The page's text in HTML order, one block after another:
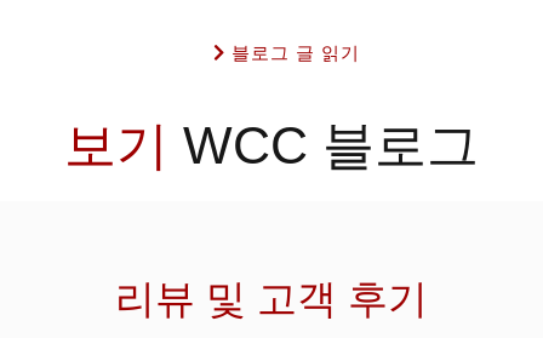
블로그 글 읽기
보기 WCC 블로그
리뷰 및 고객 후기